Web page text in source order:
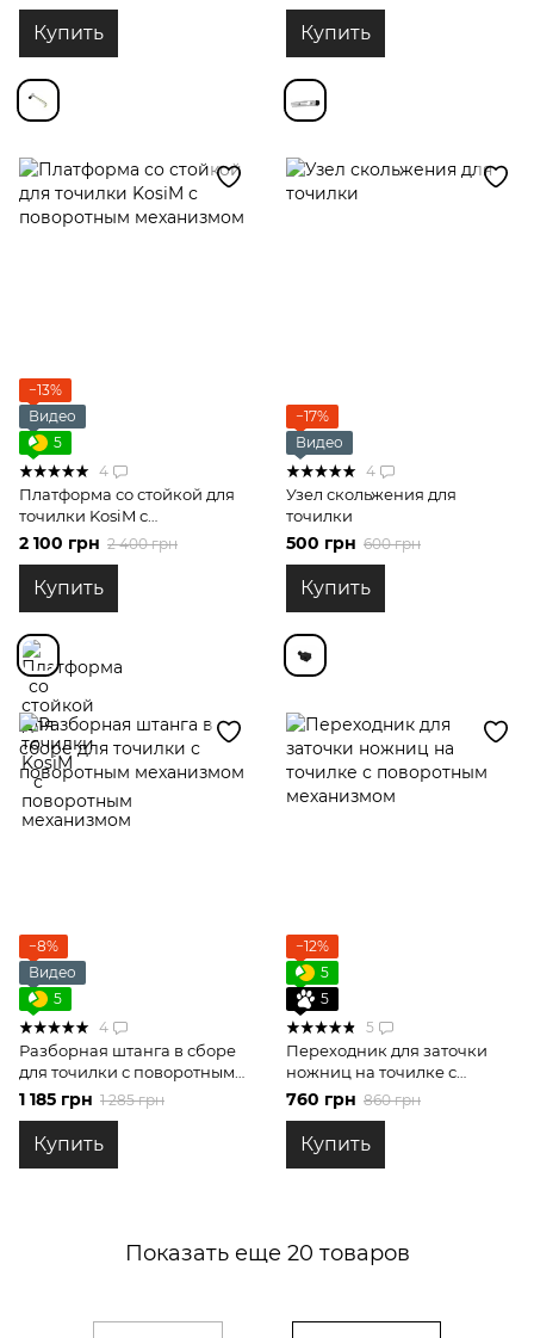
Купить Купить
−13%
Видео
5
4
Платформа со стойкой для
точилки KosiM с
поворотным механизмом
2 100 грн 2 400 грн
Купить
−17%
Видео
4
Узел скольжения для
точилки
500 грн 600 грн
Купить
−8%
Видео
5
4
Разборная штанга в сборе
для точилки с поворотным
механизмом
1 185 грн 1 285 грн
Купить
−12%
5
5
5
Переходник для заточки
ножниц на точилке с
поворотным механизмом
760 грн 860 грн
Купить
Показать еще 20 товаров